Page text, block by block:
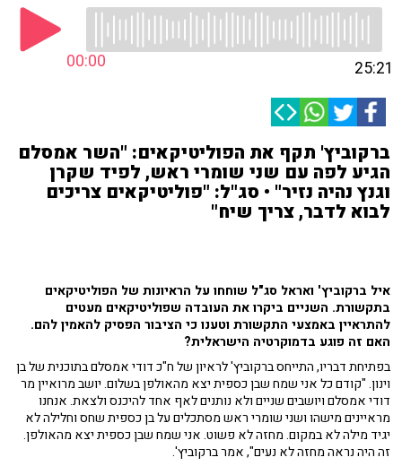
00:00 25:21
ברקוביץ' תקף את הפוליטיקאים: "השר אמסלם
הגיע לפה עם שני שומרי ראש, לפיד שקרן
וגנץ נהיה נזיר" • סג"ל: "פוליטיקאים צריכים
לבוא לדבר, צריך שיח"
איל ברקוביץ' ואראל סג"ל שוחחו על הראיונות של הפוליטיקאים
בתקשורת. השניים ביקרו את העובדה שפוליטיקאים מעטים
להתראיין באמצעי התקשורת וטענו כי הציבור הפסיק להאמין להם.
האם זה פוגע בדמוקרטיה הישראלית?
בפתיחת דבריו, התייחס ברקוביץ' לראיון של ח"כ דודי אמסלם בתוכנית של בן
וינון. "קודם כל אני שמח שבן כספית יצא מהאולפן בשלום. יושב מרואיין מר
דודי אמסלם ויושבים שניים ולא נותנים לאף אחד להיכנס ולצאת. אנחנו
מראיינים מישהו ושני שומרי ראש מסתכלים על בן כספית שחס וחלילה לא
יגיד מילה לא במקום. מחזה לא פשוט. אני שמח שבן כספית יצא מהאולפן.
זה היה נראה מחזה לא נעים", אמר ברקוביץ'.